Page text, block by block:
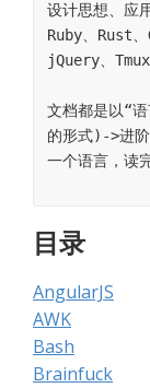
设计思想、应
Ruby、Rust
jQuery、Tmux
文档都是以“
的形式)->进
一个语言，读
目录
AngularJS
AWK
Bash
Brainfuck